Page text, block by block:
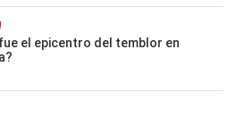
el epicentro del temblor en